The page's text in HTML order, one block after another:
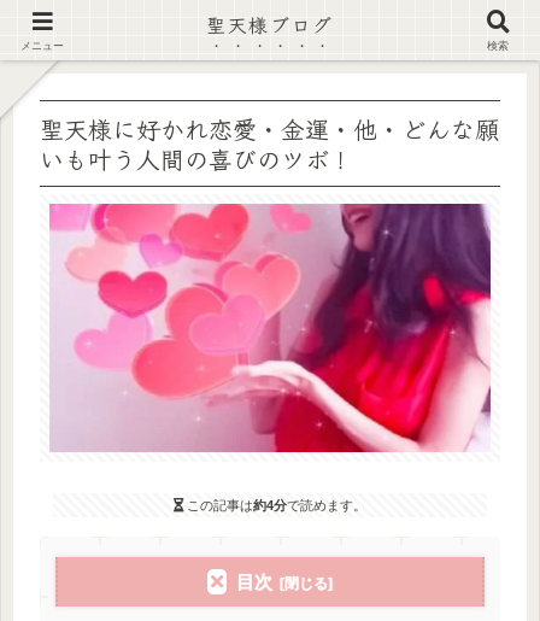
【注意喚起】偽サイト及び偽情報に注意 ▶確認する◀
聖天様に好かれ恋愛・金運・他・どんな願
いも叶う人間の喜びのツボ！
この記事は約4分で読めます。
目次
メニュー
聖天様ブログ
検索